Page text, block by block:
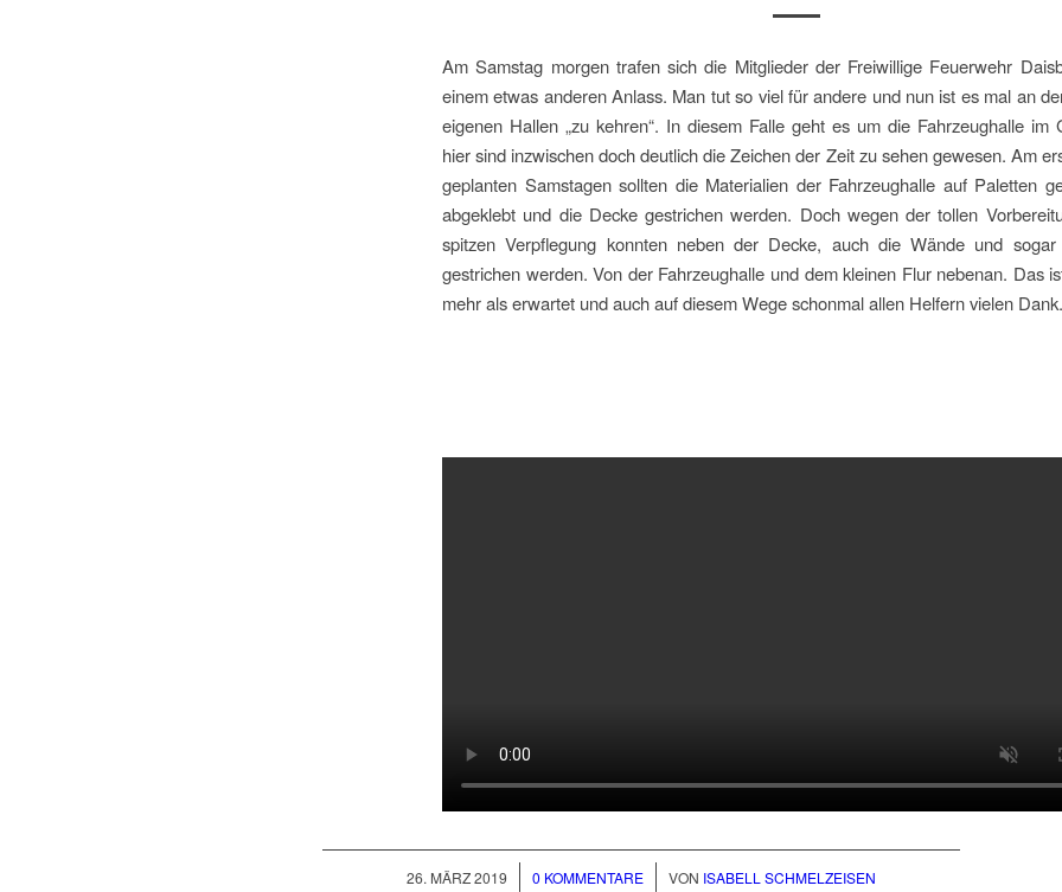
Am Samstag morgen trafen sich die Mitglieder der Freiwillige Feuerwehr
einem etwas anderen Anlass. Man tut so viel für andere und nun ist es mal an
eigenen Hallen „zu kehren“. In diesem Falle geht es um die Fahrzeughalle im
hier sind inzwischen doch deutlich die Zeichen der Zeit zu sehen gewesen. Am
geplanten Samstagen sollten die Materialien der Fahrzeughalle auf Paletten
abgeklebt und die Decke gestrichen werden. Doch wegen der tollen
spitzen Verpflegung konnten neben der Decke, auch die Wände und
gestrichen werden. Von der Fahrzeughalle und dem kleinen Flur nebenan. Das
mehr als erwartet und auch auf diesem Wege schonmal allen Helfern vielen Dank.
26. MÄRZ 2019
/ 0 KOMMENTARE
/ VON ISABELL SCHMELZEISEN